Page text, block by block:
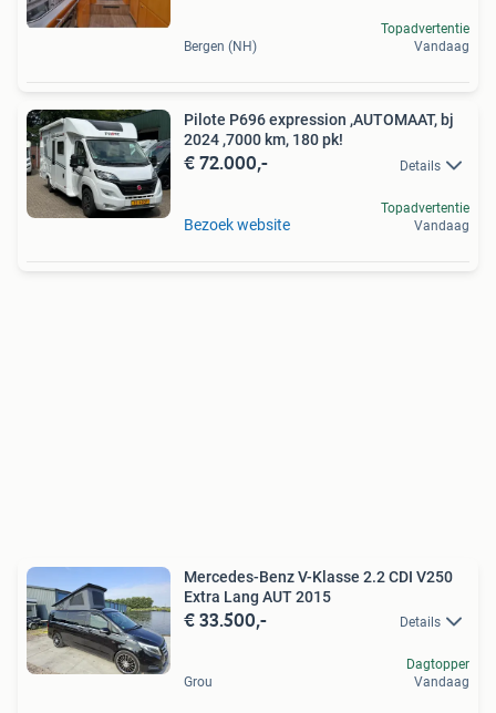
Bergen (NH)
Topadvertentie
Vandaag
Pilote P696 expression ,AUTOMAAT, bj
2024 ,7000 km, 180 pk!
€ 72.000,- Details
Bezoek website
Topadvertentie
Vandaag
Mercedes-Benz V-Klasse 2.2 CDI V250
Extra Lang AUT 2015
€ 33.500,- Details
Grou
Dagtopper
Vandaag